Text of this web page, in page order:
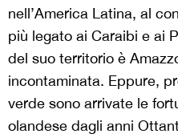
nell’America Latina, al
più legato ai Caraibi e ai
del suo territorio è
incontaminata. Eppure,
verde sono arrivate le
olandese dagli anni